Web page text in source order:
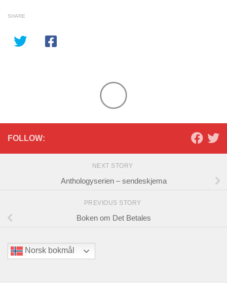
SHARE
FOLLOW:
NEXT STORY
Anthologyserien – sendeskjema
PREVIOUS STORY
Boken om Det Betales
Norsk bokmål